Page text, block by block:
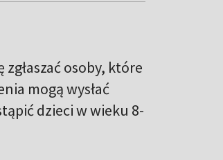
osoby, które
mogą wysłać
dzieci w wieku 8-